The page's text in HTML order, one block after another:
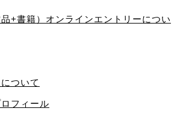
+書籍）オンラインエントリーについ
ついて
フィール